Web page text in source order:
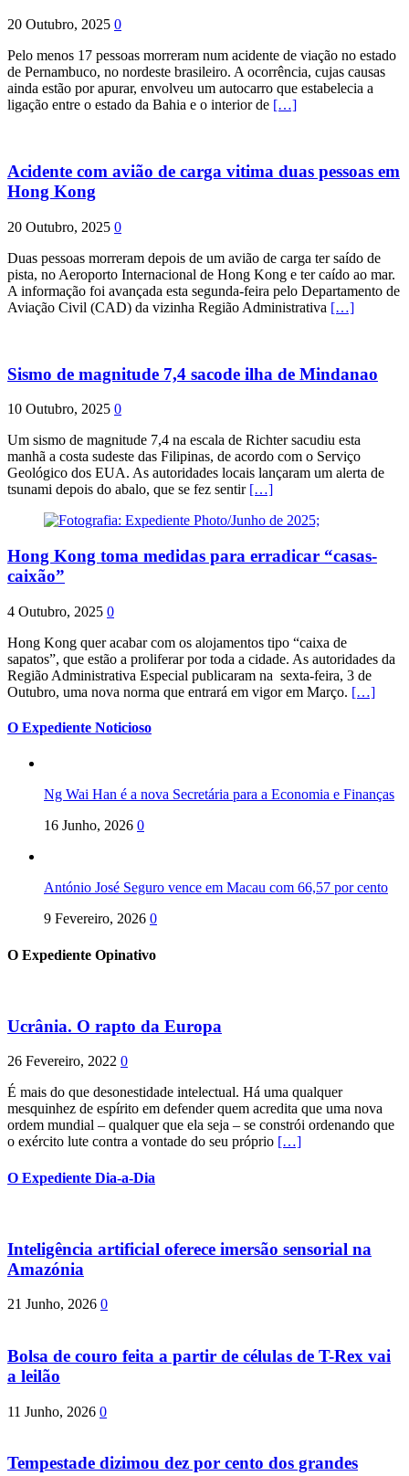
20 Outubro, 2025 0
Pelo menos 17 pessoas morreram num acidente de viação no estado
de Pernambuco, no nordeste brasileiro. A ocorrência, cujas causas
ainda estão por apurar, envolveu um autocarro que estabelecia a
ligação entre o estado da Bahia e o interior de […]
Acidente com avião de carga vitima duas pessoas em
Hong Kong
20 Outubro, 2025 0
Duas pessoas morreram depois de um avião de carga ter saído de
pista, no Aeroporto Internacional de Hong Kong e ter caído ao mar.
A informação foi avançada esta segunda-feira pelo Departamento de
Aviação Civil (CAD) da vizinha Região Administrativa […]
Sismo de magnitude 7,4 sacode ilha de Mindanao
10 Outubro, 2025 0
Um sismo de magnitude 7,4 na escala de Richter sacudiu esta
manhã a costa sudeste das Filipinas, de acordo com o Serviço
Geológico dos EUA. As autoridades locais lançaram um alerta de
tsunami depois do abalo, que se fez sentir […]
Hong Kong toma medidas para erradicar “casas-
caixão”
4 Outubro, 2025 0
Hong Kong quer acabar com os alojamentos tipo “caixa de
sapatos”, que estão a proliferar por toda a cidade. As autoridades da
Região Administrativa Especial publicaram na sexta-feira, 3 de
Outubro, uma nova norma que entrará em vigor em Março. […]
O Expediente Noticioso
Ng Wai Han é a nova Secretária para a Economia e Finanças
16 Junho, 2026 0
António José Seguro vence em Macau com 66,57 por cento
9 Fevereiro, 2026 0
O Expediente Opinativo
Ucrânia. O rapto da Europa
26 Fevereiro, 2022 0
É mais do que desonestidade intelectual. Há uma qualquer
mesquinhez de espírito em defender quem acredita que uma nova
ordem mundial – qualquer que ela seja – se constrói ordenando que
o exército lute contra a vontade do seu próprio […]
O Expediente Dia-a-Dia
Inteligência artificial oferece imersão sensorial na
Amazónia
21 Junho, 2026 0
Bolsa de couro feita a partir de células de T-Rex vai
a leilão
11 Junho, 2026 0
Tempestade dizimou dez por cento dos grandes